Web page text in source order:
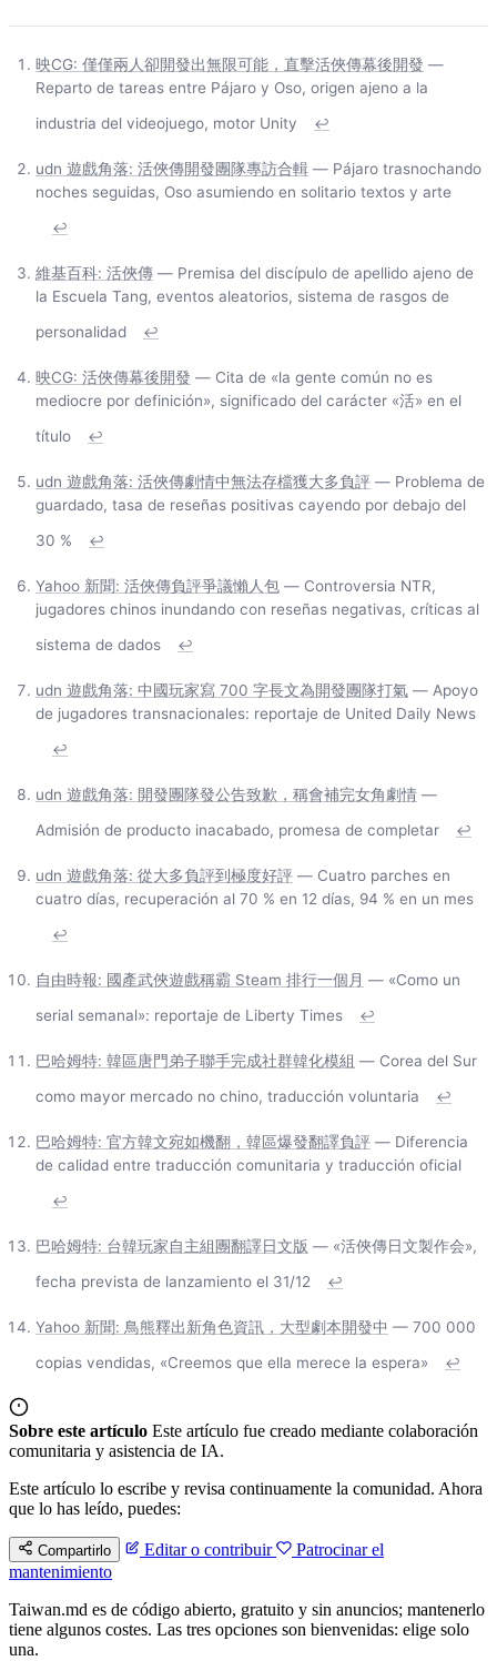
映CG: 僅僅兩人卻開發出無限可能，直擊活俠傳幕後開發 —
Reparto de tareas entre Pájaro y Oso, origen ajeno a la
industria del videojuego, motor Unity
↩
udn 遊戲角落: 活俠傳開發團隊專訪合輯 — Pájaro trasnochando
noches seguidas, Oso asumiendo en solitario textos y arte
↩
維基百科: 活俠傳 — Premisa del discípulo de apellido ajeno de
la Escuela Tang, eventos aleatorios, sistema de rasgos de
personalidad
↩
映CG: 活俠傳幕後開發 — Cita de «la gente común no es
mediocre por definición», significado del carácter «活» en el
título
↩
udn 遊戲角落: 活俠傳劇情中無法存檔獲大多負評 — Problema de
guardado, tasa de reseñas positivas cayendo por debajo del
30 %
↩
Yahoo 新聞: 活俠傳負評爭議懶人包 — Controversia NTR,
jugadores chinos inundando con reseñas negativas, críticas al
sistema de dados
↩
udn 遊戲角落: 中國玩家寫 700 字長文為開發團隊打氣 — Apoyo
de jugadores transnacionales: reportaje de United Daily News
↩
udn 遊戲角落: 開發團隊發公告致歉，稱會補完女角劇情 —
Admisión de producto inacabado, promesa de completar
↩
udn 遊戲角落: 從大多負評到極度好評 — Cuatro parches en
cuatro días, recuperación al 70 % en 12 días, 94 % en un mes
↩
自由時報: 國產武俠遊戲稱霸 Steam 排行一個月 — «Como un
serial semanal»: reportaje de Liberty Times
↩
巴哈姆特: 韓區唐門弟子聯手完成社群韓化模組 — Corea del Sur
como mayor mercado no chino, traducción voluntaria
↩
巴哈姆特: 官方韓文宛如機翻，韓區爆發翻譯負評 — Diferencia
de calidad entre traducción comunitaria y traducción oficial
↩
巴哈姆特: 台韓玩家自主組團翻譯日文版 — «活俠傳日文製作会»,
fecha prevista de lanzamiento el 31/12
↩
Yahoo 新聞: 鳥熊釋出新角色資訊，大型劇本開發中 — 700 000
copias vendidas, «Creemos que ella merece la espera»
↩
Sobre este artículo Este artículo fue creado mediante colaboración
comunitaria y asistencia de IA.
Este artículo lo escribe y revisa continuamente la comunidad. Ahora
que lo has leído, puedes:
Compartirlo Editar o contribuir
Patrocinar el
mantenimiento
Taiwan.md es de código abierto, gratuito y sin anuncios; mantenerlo
tiene algunos costes. Las tres opciones son bienvenidas: elige solo
una.